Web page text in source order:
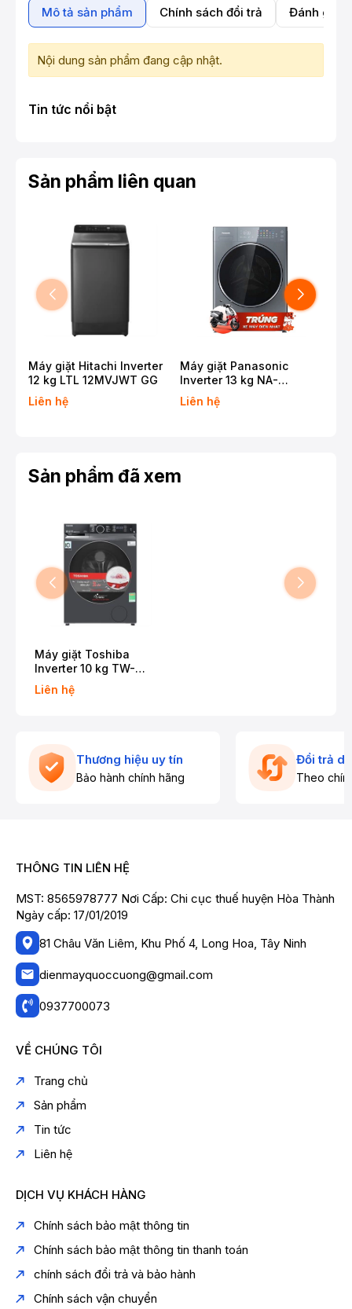
Mô tả sản phẩm Chính sách đổi trả Đánh giá
Nội dung sản phẩm đang cập nhật.
Tin tức nổi bật
Sản phẩm liên quan
Máy giặt Hitachi Inverter
12 kg LTL 12MVJWT GG
Liên hệ
Máy giặt Panasonic
Inverter 13 kg NA-
26CVX1AVT
Liên hệ
Sản phẩm đã xem
Máy giặt Toshiba
Inverter 10 kg TW-
T23BU110UWV(MG)
Liên hệ
Thương hiệu uy tín
Bảo hành chính hãng
Đổi trả
Theo
THÔNG TIN LIÊN HỆ
MST: 8565978777 Nơi Cấp: Chi cục thuế huyện Hòa Thành
Ngày cấp: 17/01/2019
81 Châu Văn Liêm, Khu Phố 4, Long Hoa, Tây Ninh
dienmayquoccuong@gmail.com
0937700073
VỀ CHÚNG TÔI
Trang chủ
Sản phẩm
Tin tức
Liên hệ
DỊCH VỤ KHÁCH HÀNG
Chính sách bảo mật thông tin
Chính sách bảo mật thông tin thanh toán
chính sách đổi trả và bảo hành
Chính sách vận chuyển